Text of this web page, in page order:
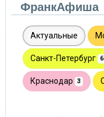
ФранкАфиша